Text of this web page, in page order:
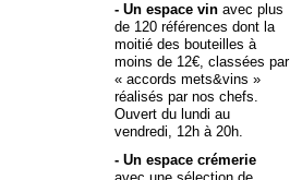
- Un espace vin avec plus
de 120 références dont la
moitié des bouteilles à
moins de 12€, classées par
« accords mets&vins »
réalisés par nos chefs.
Ouvert du lundi au
vendredi, 12h à 20h.
- Un espace crémerie